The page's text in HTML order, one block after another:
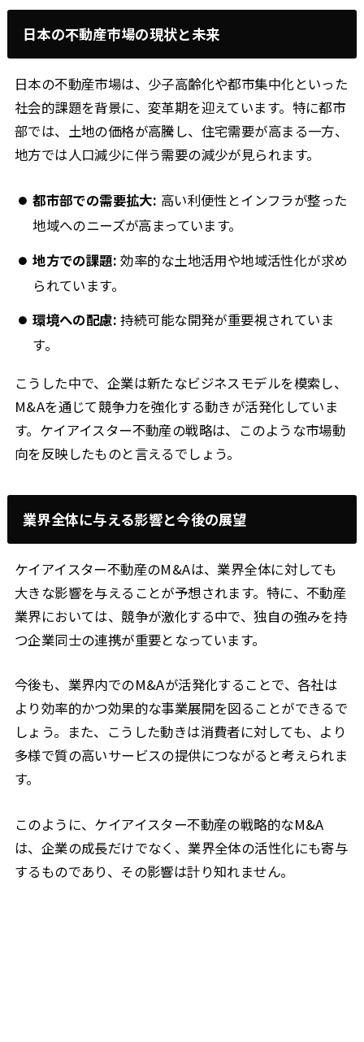
日本の不動産市場の現状と未来
日本の不動産市場は、少子高齢化や都市集中化といった
社会的課題を背景に、変革期を迎えています。特に都市
部では、土地の価格が高騰し、住宅需要が高まる一方、
地方では人口減少に伴う需要の減少が見られます。
都市部での需要拡大: 高い利便性とインフラが整った
地域へのニーズが高まっています。
地方での課題: 効率的な土地活用や地域活性化が求め
られています。
環境への配慮: 持続可能な開発が重要視されていま
す。
こうした中で、企業は新たなビジネスモデルを模索し、
M&Aを通じて競争力を強化する動きが活発化していま
す。ケイアイスター不動産の戦略は、このような市場動
向を反映したものと言えるでしょう。
業界全体に与える影響と今後の展望
ケイアイスター不動産のM&Aは、業界全体に対しても
大きな影響を与えることが予想されます。特に、不動産
業界においては、競争が激化する中で、独自の強みを持
つ企業同士の連携が重要となっています。
今後も、業界内でのM&Aが活発化することで、各社は
より効率的かつ効果的な事業展開を図ることができるで
しょう。また、こうした動きは消費者に対しても、より
多様で質の高いサービスの提供につながると考えられま
す。
このように、ケイアイスター不動産の戦略的なM&A
は、企業の成長だけでなく、業界全体の活性化にも寄与
するものであり、その影響は計り知れません。